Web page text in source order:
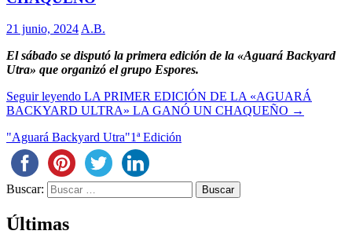
21 junio, 2024 A.B.
El sábado se disputó la primera edición de la «Aguará Backyard
Utra» que organizó el grupo Espores.
Seguir leyendo LA PRIMER EDICIÓN DE LA «AGUARÁ
BACKYARD ULTRA» LA GANÓ UN CHAQUEÑO →
"Aguará Backyard Utra"1ª Edición
Buscar:
Últimas